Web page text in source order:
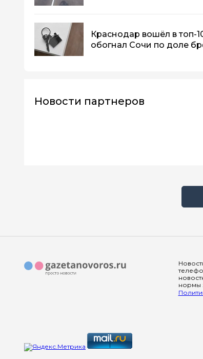
Краснодар вошёл в топ-
обогнал Сочи по доле
Новости партнеров
нормы